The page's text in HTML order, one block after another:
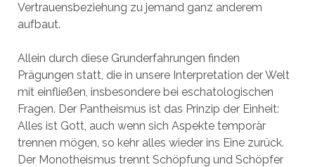
Vertrauensbeziehung zu jemand ganz anderem
aufbaut.
Allein durch diese Grunderfahrungen finden
Prägungen statt, die in unsere Interpretation der Welt
mit einfließen, insbesondere bei eschatologischen
Fragen. Der Pantheismus ist das Prinzip der Einheit:
Alles ist Gott, auch wenn sich Aspekte temporär
trennen mögen, so kehr alles wieder ins Eine zurück.
Der Monotheismus trennt Schöpfung und Schöpfer